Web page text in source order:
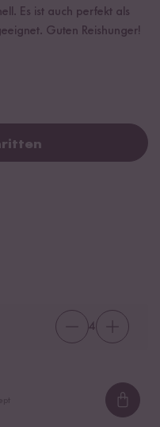
Es ist auch perfekt als
Guten Reishunger!
4